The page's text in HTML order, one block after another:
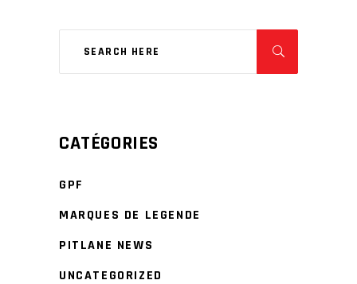
CATÉGORIES
GPF
MARQUES DE LEGENDE
PITLANE NEWS
UNCATEGORIZED